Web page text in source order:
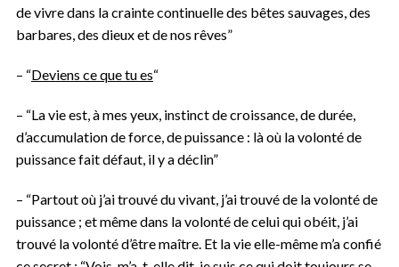
de vivre dans la crainte continuelle des bêtes sauvages, des
barbares, des dieux et de nos rêves”
– “Deviens ce que tu es“
– “La vie est, à mes yeux, instinct de croissance, de durée,
d’accumulation de force, de puissance : là où la volonté de
puissance fait défaut, il y a déclin”
– “Partout où j’ai trouvé du vivant, j’ai trouvé de la volonté de
puissance ; et même dans la volonté de celui qui obéit, j’ai
trouvé la volonté d’être maître. Et la vie elle-même m’a confié